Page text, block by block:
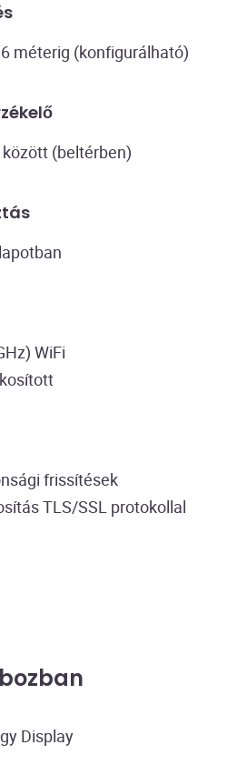
méterig (konfigurálható)
között (beltérben)
WiFi
frissítések
TLS/SSL protokollal
Display